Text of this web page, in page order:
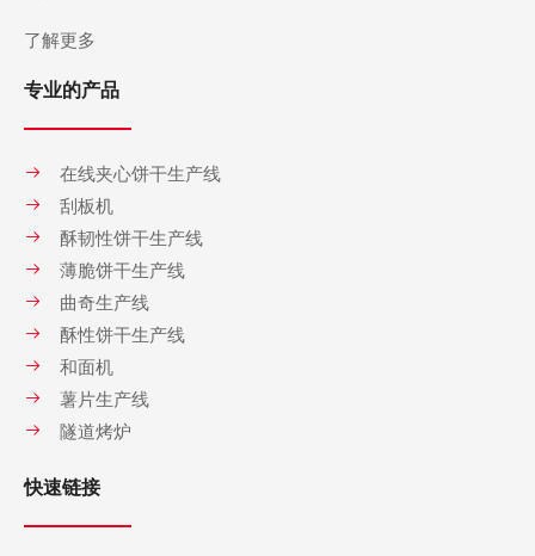
了解更多
专业的产品
在线夹心饼干生产线
刮板机
酥韧性饼干生产线
薄脆饼干生产线
曲奇生产线
酥性饼干生产线
和面机
薯片生产线
隧道烤炉
快速链接